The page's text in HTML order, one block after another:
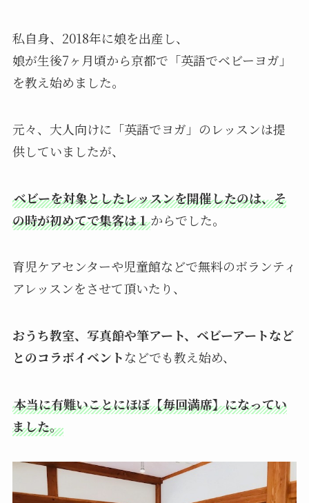
私自身、2018年に娘を出産し、
娘が生後7ヶ月頃から京都で「英語でベビーヨガ」
を教え始めました。
元々、大人向けに「英語でヨガ」のレッスンは提
供していましたが、
ベビーを対象としたレッスンを開催したのは、そ
の時が初めてで集客は１からでした。
育児ケアセンターや児童館などで無料のボランティ
アレッスンをさせて頂いたり、
おうち教室、写真館や筆アート、ベビーアートなど
とのコラボイベントなどでも教え始め、
本当に有難いことにほぼ【毎回満席】になってい
ました。